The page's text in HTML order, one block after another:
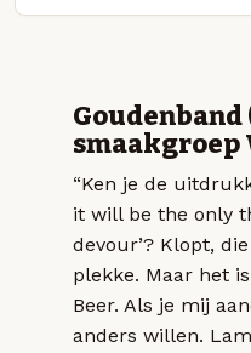
Goudenband
smaakgroep
“Ken je de
it will be the only
devour’? Klopt,
plekke. Maar het
Beer. Als je mij
anders willen.